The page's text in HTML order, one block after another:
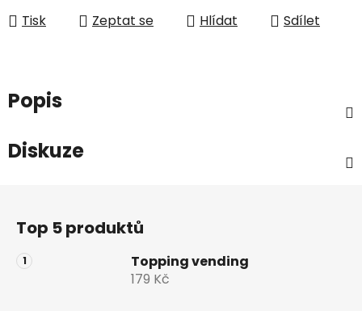
Tisk Zeptat se Hlídat Sdílet
Popis
Diskuze
Top 5 produktů
Topping vending
179 Kč